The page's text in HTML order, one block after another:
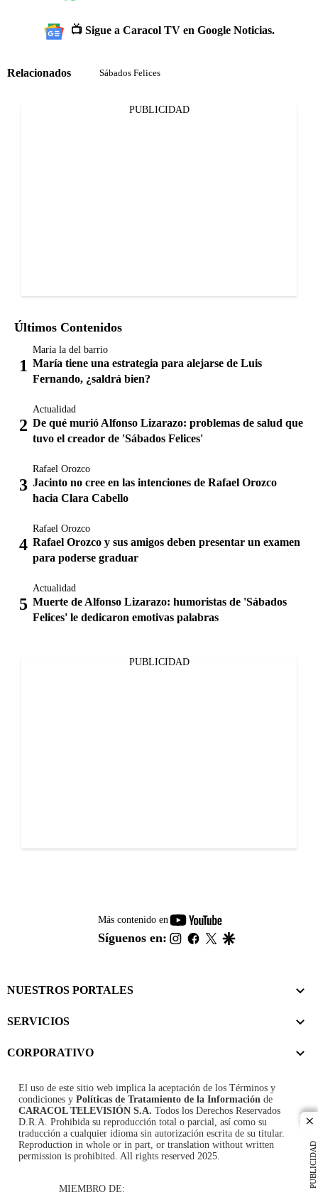
PUBLICIDAD
📺 Sigue a Caracol TV en Google Noticias.
Relacionados Sábados Felices
PUBLICIDAD
Últimos Contenidos
María la del barrio
María tiene una estrategia para alejarse de Luis
Fernando, ¿saldrá bien?
Actualidad
De qué murió Alfonso Lizarazo: problemas de salud que
tuvo el creador de 'Sábados Felices'
Rafael Orozco
Jacinto no cree en las intenciones de Rafael Orozco
hacia Clara Cabello
Rafael Orozco
Rafael Orozco y sus amigos deben presentar un examen
para poderse graduar
Actualidad
Muerte de Alfonso Lizarazo: humoristas de 'Sábados
Felices' le dedicaron emotivas palabras
PUBLICIDAD
Más contenido en
youtube-
footer
Síguenos en: instagram
facebook
twitter
NUESTROS PORTALES
SERVICIOS
CORPORATIVO
El uso de este sitio web implica la aceptación de los Términos y
condiciones y Políticas de Tratamiento de la Información de
CARACOL TELEVISIÓN S.A. Todos los Derechos Reservados
D.R.A. Prohibida su reproducción total o parcial, así como su
traducción a cualquier idioma sin autorización escrita de su titular.
Reproduction in whole or in part, or translation without written
permission is prohibited. All rights reserved 2025.
MIEMBRO DE: